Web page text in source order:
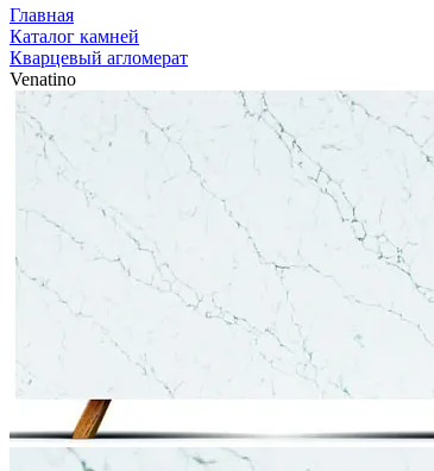
Главная
Каталог камней
Кварцевый агломерат
Venatino